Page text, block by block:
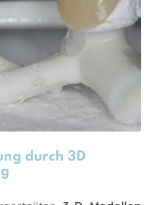
durch 3D